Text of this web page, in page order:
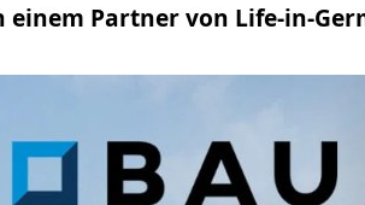
Partner von Life-in-